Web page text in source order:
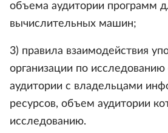
объема аудитории программ
вычислительных машин;
3) правила взаимодействия
организации по
аудитории с владельцами
ресурсов, объем аудитории
исследованию.